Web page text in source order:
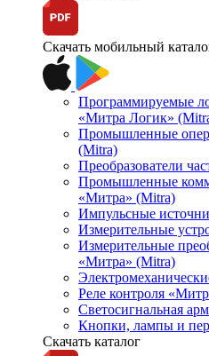
Скачать мобильный
Программируемые
«Митра Логик»
Промышленные
(Mitra)
Преобразователи
Промышленные
«Митра» (Mitra)
Импульсные
Измерительные
Измерительные
«Митра» (Mitra)
Реле контроля
Светосигнальная
Кнопки, лампы и
Скачать каталог